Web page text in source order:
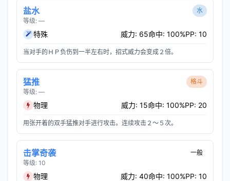
盐水
等级: —
水
特殊 威力: 65命中: 100%PP: 10
当对手的ＨＰ负伤到一半左右时，招式威力会变成２倍。
猛推
等级: —
格斗
物理 威力: 15命中: 100%PP: 20
用张开着的双手猛推对手进行攻击。连续攻击２～５次。
击掌奇袭
等级: 10
一般
物理 威力: 40命中: 100%PP: 10